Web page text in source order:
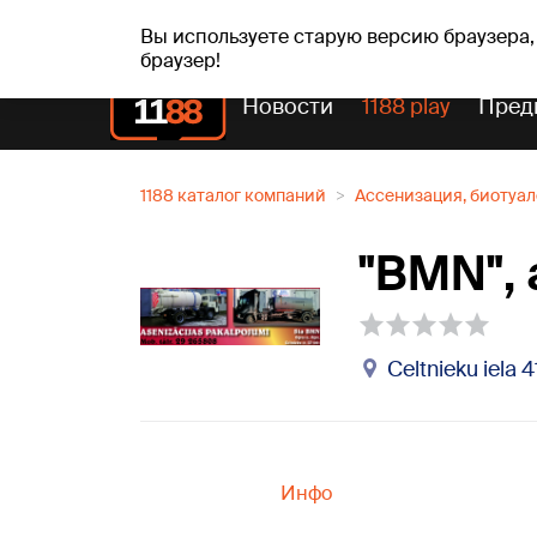
Вы используете старую версию
браузер!
пт, 07.08.2026. +19°C Alfrēds, Fredis, Madars
Новости 1188 play
1188 каталог компаний Ассенизация,
"BMN",
Celtnieku iela
Инфо